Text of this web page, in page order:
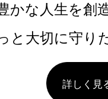
かな人生を創
と大切に守り
詳しく見